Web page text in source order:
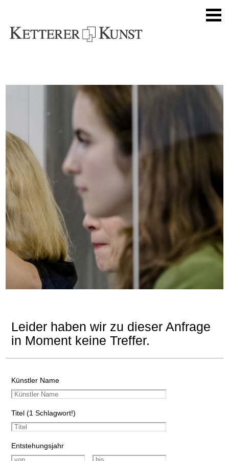
Leider haben wir zu dieser Anfrage
in Moment keine Treffer.
Künstler Name
Titel (1 Schlagwort!)
Entstehungsjahr